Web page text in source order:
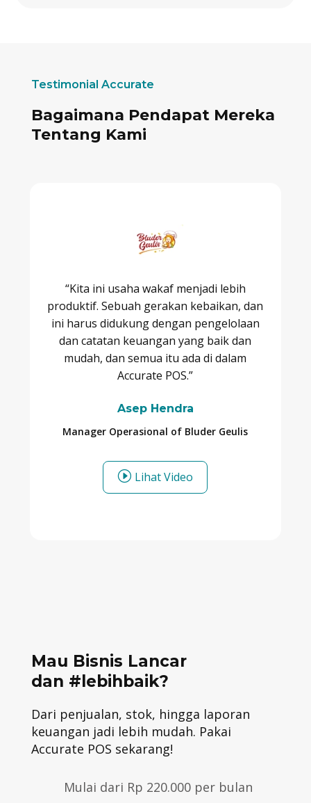
Testimonial Accurate
Bagaimana Pendapat Mereka
Tentang Kami
“Kita ini usaha wakaf menjadi lebih
produktif. Sebuah gerakan kebaikan, dan
ini harus didukung dengan pengelolaan
dan catatan keuangan yang baik dan
mudah, dan semua itu ada di dalam
Accurate POS.”
Asep Hendra
Manager Operasional of Bluder Geulis
I Lihat Video
Mau Bisnis Lancar
dan #lebihbaik?
Dari penjualan, stok, hingga laporan
keuangan jadi lebih mudah. Pakai
Accurate POS sekarang!
Mulai dari Rp 220.000 per bulan